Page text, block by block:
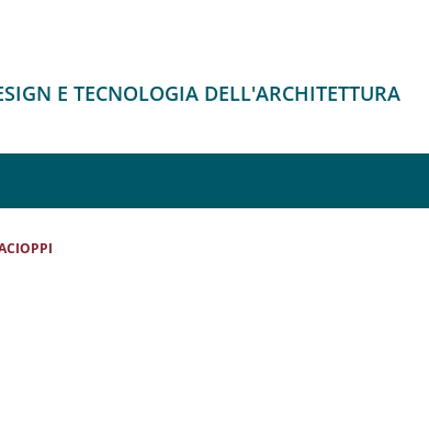
E TECNOLOGIA DELL'ARCHITETTURA